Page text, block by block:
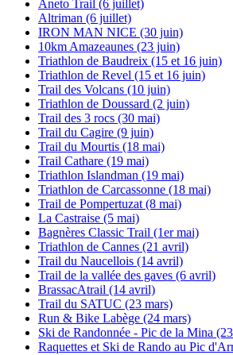
Aneto Trail (6 juillet)
Altriman (6 juillet)
IRON MAN NICE (30 juin)
10km Amazeaunes (23 juin)
Triathlon de Baudreix (15 et 16 juin)
Triathlon de Revel (15 et 16 juin)
Trail des Volcans (10 juin)
Triathlon de Doussard (2 juin)
Trail des 3 rocs (30 mai)
Trail du Cagire (9 juin)
Trail du Mourtis (18 mai)
Trail Cathare (19 mai)
Triathlon Islandman (19 mai)
Triathlon de Carcassonne (18 mai)
Trail de Pompertuzat (8 mai)
La Castraise (5 mai)
Bagnères Classic Trail (1er mai)
Triathlon de Cannes (21 avril)
Trail du Naucellois (14 avril)
Trail de la vallée des gaves (6 avril)
BrassacAtrail (14 avril)
Trail du SATUC (23 mars)
Run & Bike Labège (24 mars)
Ski de Randonnée - Pic de la Mina
Raquettes et Ski de Rando au Pic